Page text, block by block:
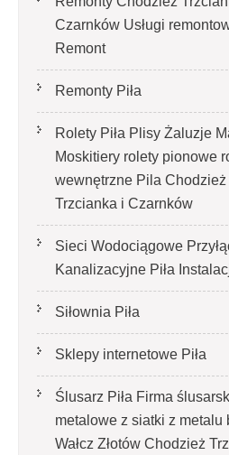
Czarnków Usługi
Remont
Remonty Piła
Rolety Piła Plisy Żaluzje
Moskitiery rolety pionowe
wewnętrzne Pila Chodzież
Trzcianka i Czarnków
Sieci Wodociągowe
Kanalizacyjne Piła
Siłownia Piła
Sklepy internetowe Piła
Ślusarz Piła Firma
metalowe z siatki z metalu
Wałcz Złotów Chodzież